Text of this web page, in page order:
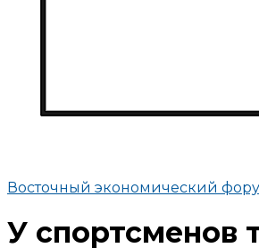
Восточный экономический
У спортсменов